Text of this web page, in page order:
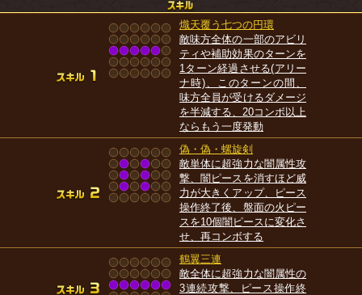
熾天覆う七つの円環
敵味方全体の一部のアビリ
ティや補助効果のターンを
1ターン経過させる(アリー
ナ時)、このターンの間、
味方全員が受けるダメージ
を半減する、20コンボ以上
ならもう一度発動
偽・偽・螺旋剣
敵単体に超強力な闇属性攻
撃、闇ピースを消すほど威
力が大きくアップ、ピース
操作終了後、盤面の火ピー
スを10個闇ピースに変化さ
せ、再コンボする
鶴翼三連
敵全体に超強力な闇属性の
3連続攻撃、ピース操作終